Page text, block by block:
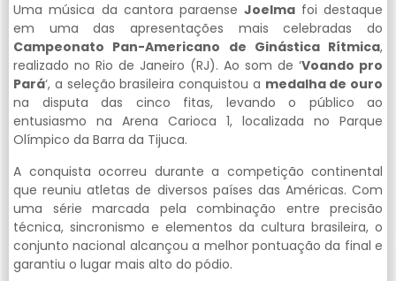
Uma música da cantora paraenseJoelma foi destaque
em uma das apresentações mais celebradas do
Campeonato Pan-Americano de Ginástica Rítmica,
realizado no Rio de Janeiro (RJ). Ao som de ‘Voando pro
Pará‘, a seleção brasileira conquistou a medalha de ouro
na disputa das cinco fitas, levando o público ao
entusiasmo na Arena Carioca 1, localizada no Parque
Olímpico da Barra da Tijuca.
A conquista ocorreu durante a competição continental
que reuniu atletas de diversos países das Américas. Com
uma série marcada pela combinação entre precisão
técnica, sincronismo e elementos da cultura brasileira, o
conjunto nacional alcançou a melhor pontuação da final e
garantiu o lugar mais alto do pódio.